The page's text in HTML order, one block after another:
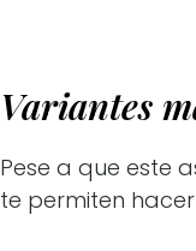
Variantes
Pese a que este
te permiten